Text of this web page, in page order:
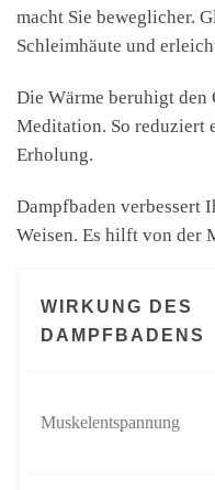
macht Sie beweglicher.
Schleimhäute und
Die Wärme beruhigt den
Meditation. So reduziert
Erholung.
Dampfbaden verbessert
Weisen. Es hilft von der
WIRKUNG DES
DAMPFBADENS
Muskelentspannung